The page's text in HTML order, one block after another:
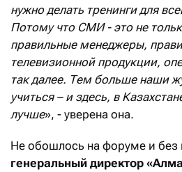
нужно делать тренинги для
Потому что СМИ - это не
правильные менеджеры,
телевизионной продукции,
так далее. Тем больше наши
учиться – и здесь, в
лучше», - уверена она.
Не обошлось на форуме и без
генеральный директор